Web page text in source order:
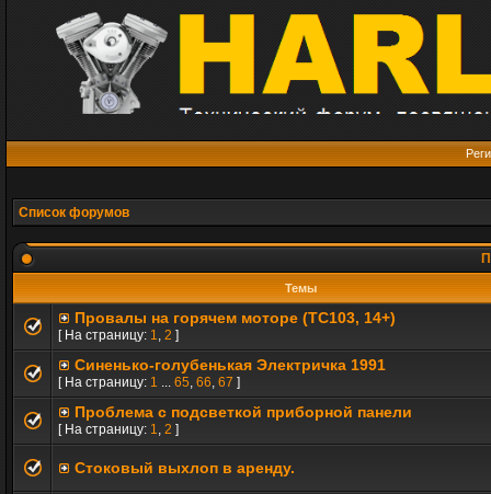
Список форумов
Темы
Провалы на горячем моторе (TC103, 14+)
[ На страницу: 1, 2 ]
Синенько-голубенькая Электричка 1991
[ На страницу: 1 ... 65, 66, 67 ]
Проблема с подсветкой приборной панели
[ На страницу: 1, 2 ]
Стоковый выхлоп в аренду.